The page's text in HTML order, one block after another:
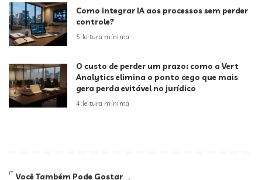
Como integrar IA aos processos sem perder
controle?
5 leitura mínima
O custo de perder um prazo: como a Vert
Analytics elimina o ponto cego que mais
gera perda evitável no jurídico
4 leitura mínima
Você Também Pode Gostar